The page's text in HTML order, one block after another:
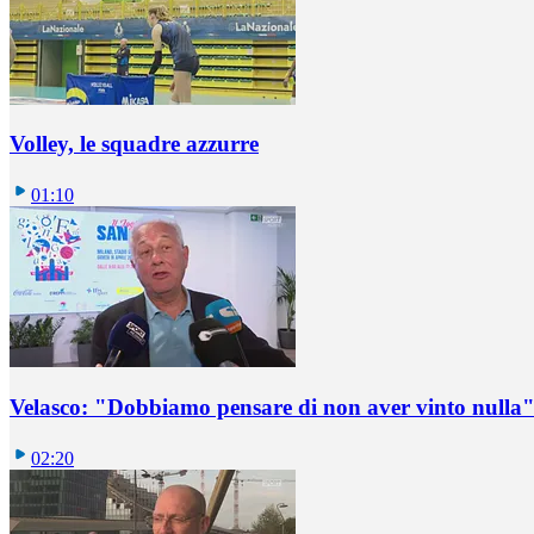
Volley, le squadre azzurre
01:10
Velasco: "Dobbiamo pensare di non aver vinto nulla"
02:20